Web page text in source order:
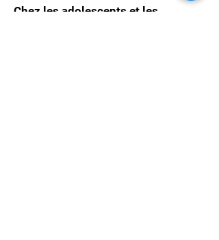
Chez les adolescents et les